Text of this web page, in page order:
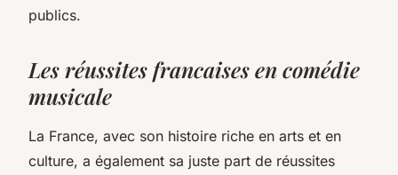
publics.
Les réussites francaises en comédie
musicale
La France, avec son histoire riche en arts et en
culture, a également sa juste part de réussites